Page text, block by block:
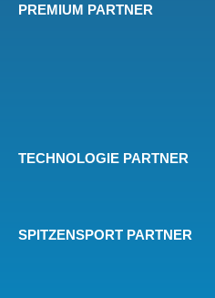
PREMIUM PARTNER
TECHNOLOGIE PARTNER
SPITZENSPORT PARTNER